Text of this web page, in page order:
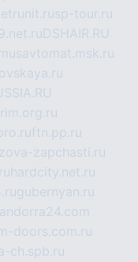
sp-tour.ru
DSHAIR.RU
musavtomat.msk.ru
rim.org.ru
ftn.pp.ru
zapchasti.ru
hardcity.net.ru
gubernyan.ru
andorra24.com
doors.com.ru
ch.spb.ru